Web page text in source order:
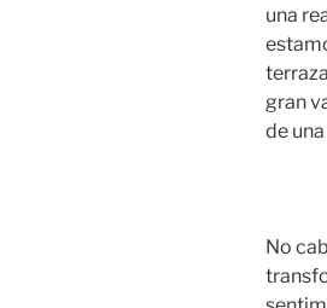
una
gran
de
No